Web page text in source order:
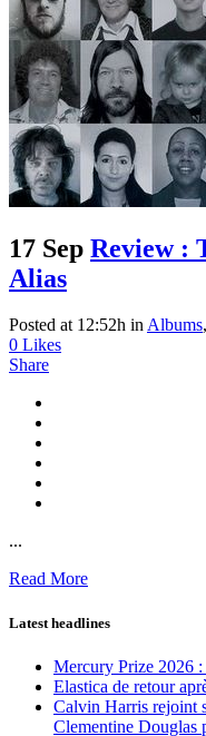
17 Sep Review :
Alias
Posted at 12:52h inAlbums,
0 Likes
Share
...
Read More
Latest headlines
Mercury Prize 2026 :
Elastica de retour
Calvin Harris rejoint
Clementine Douglas